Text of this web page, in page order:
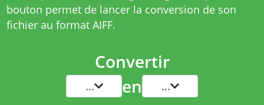
bouton permet de lancer la conversion de son
fichier au format AIFF.
Convertir
... en ...